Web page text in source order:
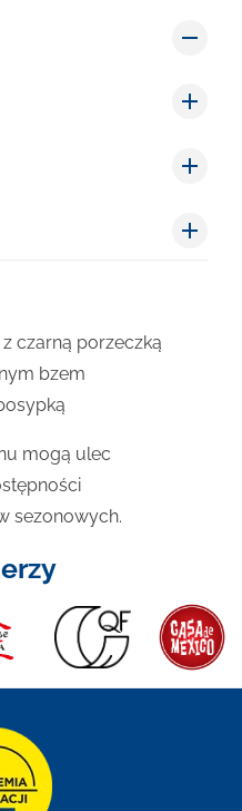
czarną porzeczką
bzem
mogą ulec
sezonowych.